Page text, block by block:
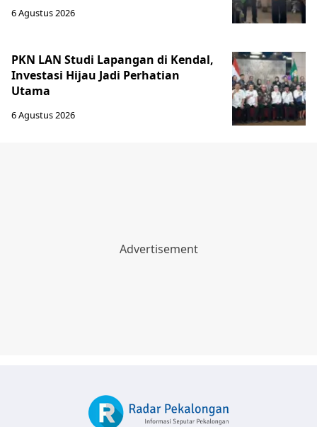
6 Agustus 2026
PKN LAN Studi Lapangan di Kendal,
Investasi Hijau Jadi Perhatian
Utama
6 Agustus 2026